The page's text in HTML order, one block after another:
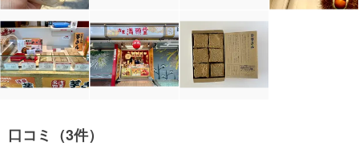
口コミ（3件）